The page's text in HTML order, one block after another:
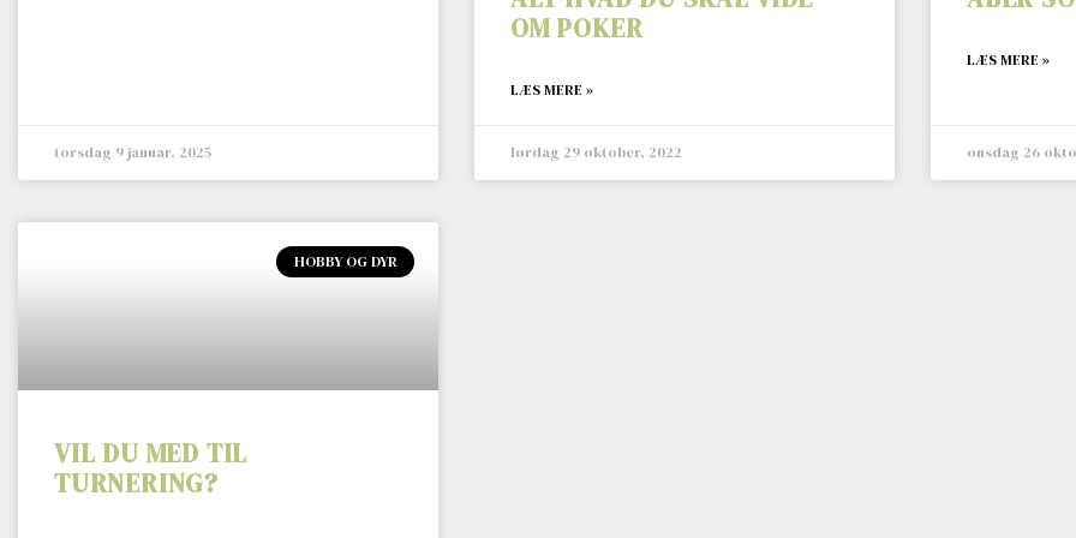
torsdag 9 januar, 2025
OM POKER
LÆS MERE »
lørdag 29 oktober, 2022
LÆS MERE »
onsdag 26
HOBBY OG DYR
VIL DU MED TIL
TURNERING?